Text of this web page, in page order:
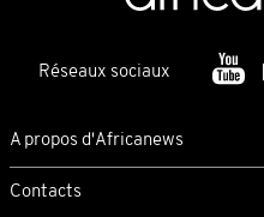
Réseaux sociaux
A propos d'Africanews
Contacts